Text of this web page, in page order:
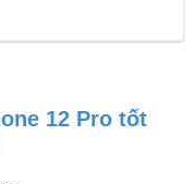
12 Pro tốt